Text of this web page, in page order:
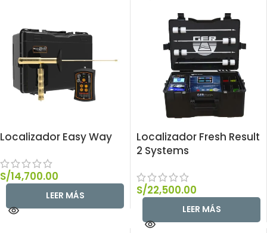
Localizador Easy Way
S/14,700.00
LEER MÁS
Localizador Fresh Result
2 Systems
S/22,500.00
LEER MÁS